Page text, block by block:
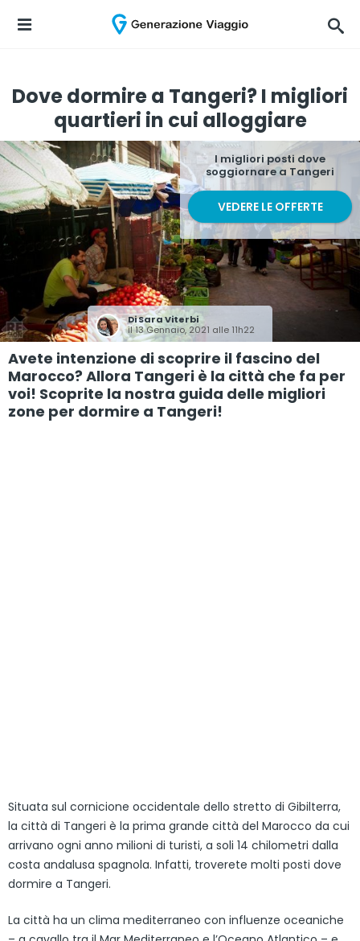
Dove dormire a Tangeri? I migliori
quartieri in cui alloggiare
DiSara Viterbi
il 13 Gennaio, 2021 alle 11h22
I migliori posti dove
soggiornare a Tangeri
VEDERE LE OFFERTE
Avete intenzione di scoprire il fascino del
Marocco? Allora Tangeri è la città che fa per
voi! Scoprite la nostra guida delle migliori
zone per dormire a Tangeri!
Situata sul cornicione occidentale dello stretto di Gibilterra,
la città di Tangeri è la prima grande città del Marocco da cui
arrivano ogni anno milioni di turisti, a soli 14 chilometri dalla
costa andalusa spagnola. Infatti, troverete molti posti dove
dormire a Tangeri.
La città ha un clima mediterraneo con influenze oceaniche